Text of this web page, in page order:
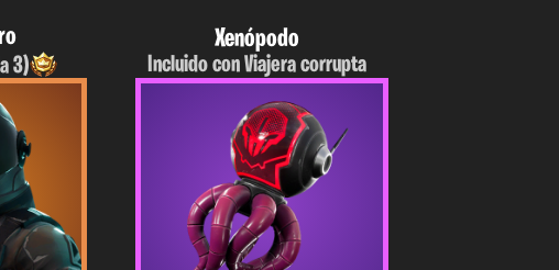
3)
Xenópodo
Incluido con Viajera corrupta